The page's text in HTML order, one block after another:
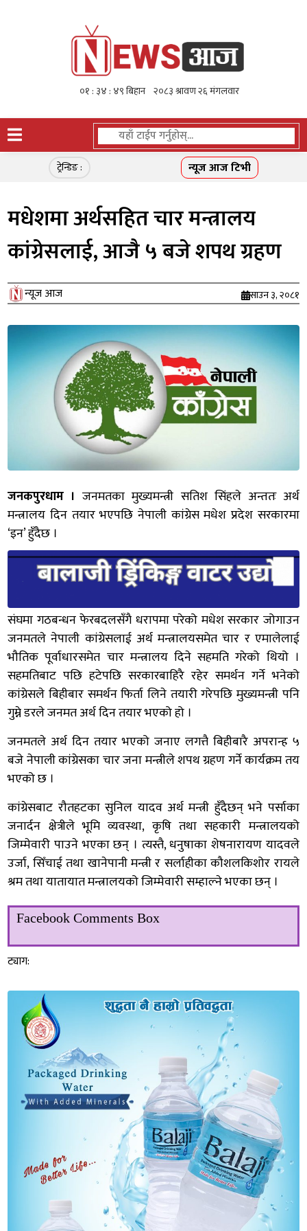
ट्रेन्डिङ : न्यूज आज टिभी
मधेशमा अर्थसहित चार मन्त्रालय
कांग्रेसलाई, आजै ५ बजे शपथ ग्रहण
न्यूज आज साउन ३, २०८१
जनकपुरधाम । जनमतका मुख्यमन्त्री सतिश सिंहले अन्ततः अर्थ
मन्त्रालय दिन तयार भएपछि नेपाली कांग्रेस मधेश प्रदेश सरकारमा
‘इन’ हुँदैछ ।
संघमा गठबन्धन फेरबदलसँगै धरापमा परेको मधेश सरकार जोगाउन
जनमतले नेपाली कांग्रेसलाई अर्थ मन्त्रालयसमेत चार र एमालेलाई
भौतिक पूर्वाधारसमेत चार मन्त्रालय दिने सहमति गरेको थियो ।
सहमतिबाट पछि हटेपछि सरकारबाहिरै रहेर समर्थन गर्ने भनेको
कांग्रेसले बिहीबार समर्थन फिर्ता लिने तयारी गरेपछि मुख्यमन्त्री पनि
गुम्ने डरले जनमत अर्थ दिन तयार भएको हो ।
जनमतले अर्थ दिन तयार भएको जनाए लगत्तै बिहीबारै अपरान्ह ५
बजे नेपाली कांग्रेसका चार जना मन्त्रीले शपथ ग्रहण गर्ने कार्यक्रम तय
भएको छ ।
कांग्रेसबाट रौतहटका सुनिल यादव अर्थ मन्त्री हुँदैछन् भने पर्साका
जनार्दन क्षेत्रीले भूमि व्यवस्था, कृषि तथा सहकारी मन्त्रालयको
जिम्मेवारी पाउने भएका छन् । त्यस्तै, धनुषाका शेषनारायण यादवले
उर्जा, सिँचाई तथा खानेपानी मन्त्री र सर्लाहीका कौशलकिशोर रायले
श्रम तथा यातायात मन्त्रालयको जिम्मेवारी सम्हाल्ने भएका छन् ।
Facebook Comments Box
ट्याग: